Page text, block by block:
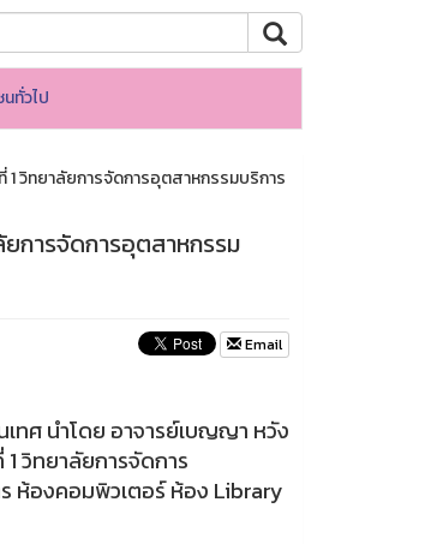
ทั่วไป
วิทยาลัยการจัดการอุตสาหกรรมบริการ
การจัดการอุตสาหกรรม
Email
ทศ นำโดย อาจารย์เบญญา หวัง
วิทยาลัยการจัดการ
ห้องคอมพิวเตอร์ ห้อง Library